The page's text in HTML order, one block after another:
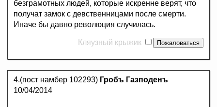
безграмотных людей, которые искренне верят, что
получат замок с девственницами после смерти.
Иначе бы давно революция случилась.
Кляузный крыжик
4.(пост намбер 102293) Гробъ Газподенъ
10/04/2014